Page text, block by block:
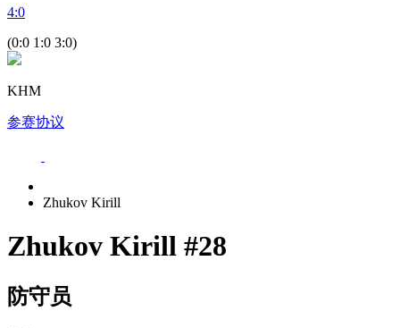
4:0
(0:0 1:0 3:0)
KHM
参赛协议
Zhukov Kirill
Zhukov Kirill #28
防守员